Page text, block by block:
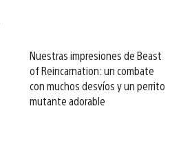
Nuestras impresiones de Beast
of Reincarnation: un combate
con muchos desvíos y un perrito
mutante adorable